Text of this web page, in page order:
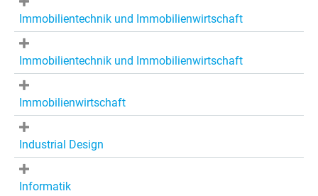
Immobilientechnik und Immobilienwirtschaft
Immobilientechnik und Immobilienwirtschaft
Immobilienwirtschaft
Industrial Design
Informatik